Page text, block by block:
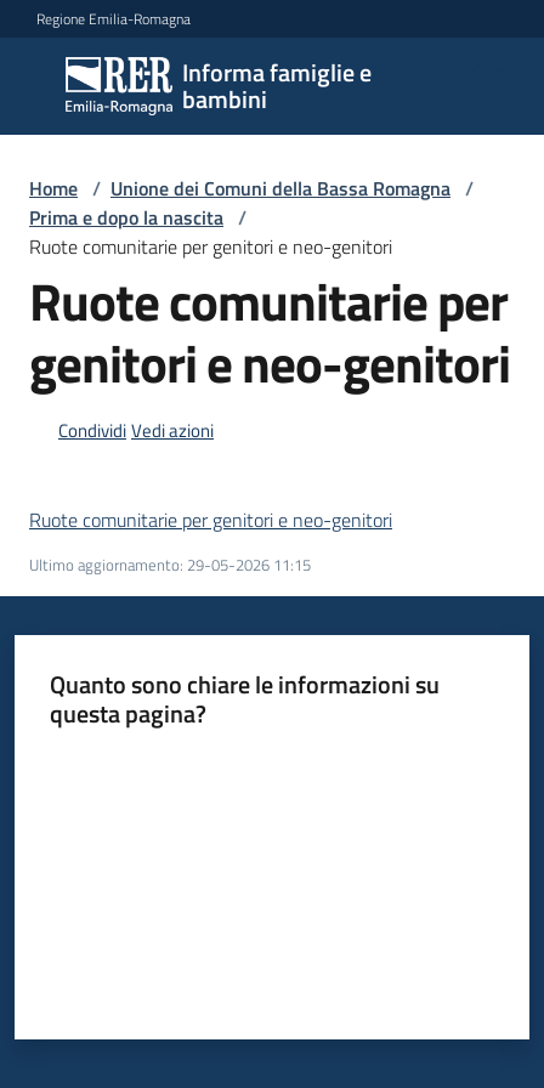
Vai al contenuto
Vai alla navigazione
Vai al footer
Regione Emilia-Romagna
Informa famiglie e
bambini
Informa
famiglie
e
bambini
Argomenti
Servizi
Centri
famiglie
Informazioni
Home / Unione dei Comuni della Bassa Romagna /
Prima e dopo la nascita /
Ruote comunitarie per genitori e neo-genitori
Ruote comunitarie per
genitori e neo-genitori
CondividiVedi azioni
Ruote comunitarie per genitori e neo-genitori
Ultimo aggiornamento: 29-05-2026 11:15
Quanto sono chiare le informazioni su
questa pagina?